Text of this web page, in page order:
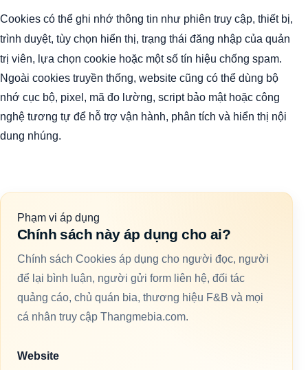
Cookies có thể ghi nhớ thông tin như phiên truy cập, thiết bị,
trình duyệt, tùy chọn hiển thị, trạng thái đăng nhập của quản
trị viên, lựa chọn cookie hoặc một số tín hiệu chống spam.
Ngoài cookies truyền thống, website cũng có thể dùng bộ
nhớ cục bộ, pixel, mã đo lường, script bảo mật hoặc công
nghệ tương tự để hỗ trợ vận hành, phân tích và hiển thị nội
dung nhúng.
Phạm vi áp dụng
Chính sách này áp dụng cho ai?
Chính sách Cookies áp dụng cho người đọc, người
để lại bình luận, người gửi form liên hệ, đối tác
quảng cáo, chủ quán bia, thương hiệu F&B và mọi
cá nhân truy cập Thangmebia.com.
Website